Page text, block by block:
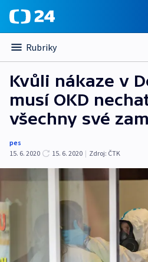
Rubriky
Kvůli nákaze v
musí OKD
všechny své
pes
15. 6. 2020
15. 6. 2020 | Zdroj: ČTK